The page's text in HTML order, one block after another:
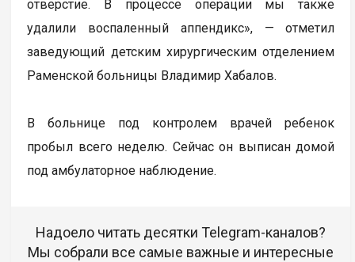
отверстие. В процессе операции мы также
удалили воспаленный аппендикс», — отметил
заведующий детским хирургическим отделением
Раменской больницы Владимир Хабалов.
В больнице под контролем врачей ребенок
пробыл всего неделю. Сейчас он выписан домой
под амбулаторное наблюдение.
Надоело читать десятки Telegram-каналов?
Мы собрали все самые важные и интересные